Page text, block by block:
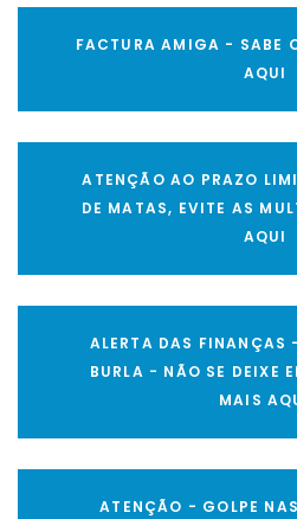
FACTURA AMIGA - SABE
AQUI
ATENÇÃO AO PRAZO
DE MATAS, EVITE AS
AQUI
ALERTA DAS FINANÇAS
BURLA - NÃO SE DEIXE
MAIS
ATENÇÃO - GOLPE